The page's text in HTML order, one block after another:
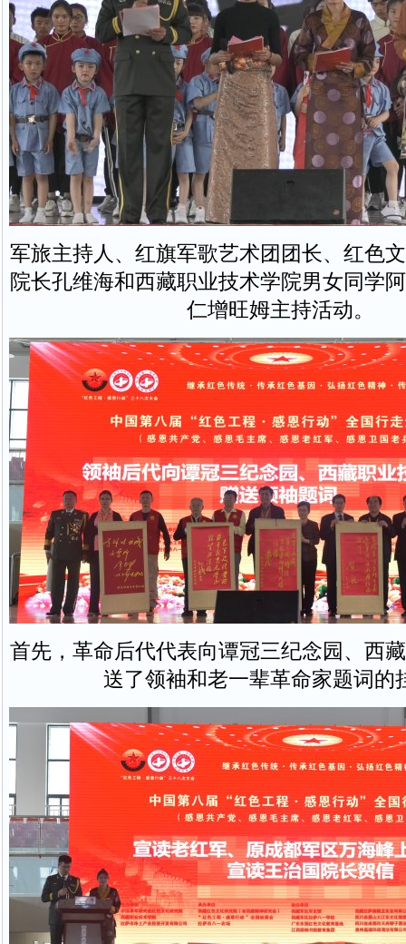
军旅主持人、红旗军歌艺术团团长、红色
院长孔维海和西藏职业技术学院男女同学
仁增旺姆主持活动。
首先，革命后代代表向谭冠三纪念园、西
送了领袖和老一辈革命家题词的